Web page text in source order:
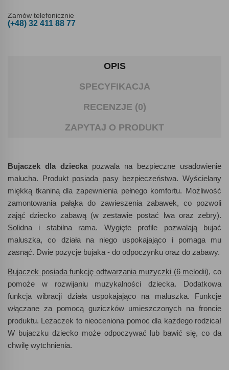
Zamów telefonicznie
(+48) 32 411 88 77
OPIS
SPECYFIKACJA
RECENZJE (0)
ZAPYTAJ O PRODUKT
Bujaczek dla dzieckapozwala na bezpieczne usadowienie
malucha. Produkt posiada pasy bezpieczeństwa. Wyścielany
miękką tkaniną dla zapewnienia pełnego komfortu. Możliwość
zamontowania pałąka do zawieszenia zabawek, co pozwoli
zająć dziecko zabawą (w zestawie postać lwa oraz zebry).
Solidna i stabilna rama. Wygięte profile pozwalają bujać
maluszka, co działa na niego uspokajająco i pomaga mu
zasnąć. Dwie pozycje bujaka - do odpoczynku oraz do zabawy.
Bujaczek posiada funkcję odtwarzania muzyczki (6 melodii), co
pomoże w rozwijaniu muzykalności dziecka. Dodatkowa
funkcja wibracji działa uspokajająco na maluszka. Funkcje
włączane za pomocą guziczków umieszczonych na froncie
produktu. Leżaczek to nieoceniona pomoc dla każdego rodzica!
W bujaczku dziecko może odpoczywać lub bawić się, co da
chwilę wytchnienia.